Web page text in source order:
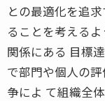
との最適化を追
ることを考える
関係にある 目標
で部門や個人の
争によ て組織全